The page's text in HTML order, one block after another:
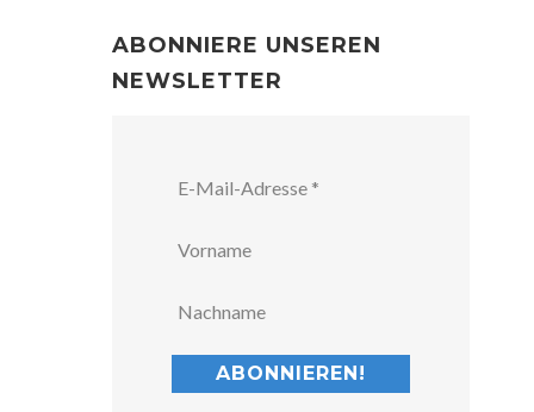
ABONNIERE UNSEREN
NEWSLETTER